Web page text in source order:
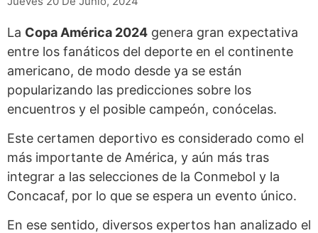
La Copa América 2024 genera gran expectativa
entre los fanáticos del deporte en el continente
americano, de modo desde ya se están
popularizando las predicciones sobre los
encuentros y el posible campeón, conócelas.
Este certamen deportivo es considerado como el
más importante de América, y aún más tras
integrar a las selecciones de la Conmebol y la
Concacaf, por lo que se espera un evento único.
En ese sentido, diversos expertos han analizado el